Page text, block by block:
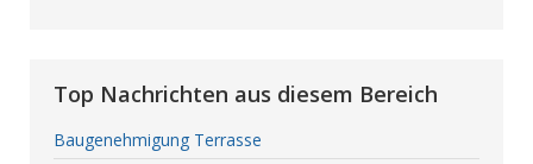
Top Nachrichten aus diesem Bereich
Baugenehmigung Terrasse